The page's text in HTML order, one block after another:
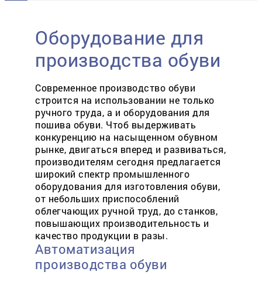
Оборудование для
производства обуви
Современное производство обуви
строится на использовании не только
ручного труда, а и оборудования для
пошива обуви. Чтоб выдерживать
конкуренцию на насыщенном обувном
рынке, двигаться вперед и развиваться,
производителям сегодня предлагается
широкий спектр промышленного
оборудования для изготовления обуви,
от небольших приспособлений
облегчающих ручной труд, до станков,
повышающих производительность и
качество продукции в разы.
Автоматизация
производства обуви